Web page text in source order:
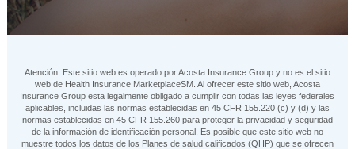
Atención: Este sitio web es operado por Acosta Insurance Group y no es el sitio
web de Health Insurance MarketplaceSM. Al ofrecer este sitio web, Acosta
Insurance Group esta legalmente obligado a cumplir con todas las leyes federales
aplicables, incluidas las normas establecidas en 45 CFR 155.220 (c) y (d) y las
normas establecidas en 45 CFR 155.260 para proteger la privacidad y seguridad
de la información de identificación personal. Es posible que este sitio web no
muestre todos los datos de los Planes de salud calificados (QHP) que se ofrecen